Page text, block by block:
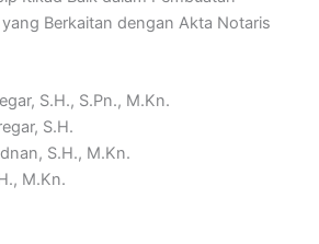
Berkaitan dengan Akta Notaris
S.H., S.Pn., M.Kn.
S.H.
S.H., M.Kn.
M.Kn.